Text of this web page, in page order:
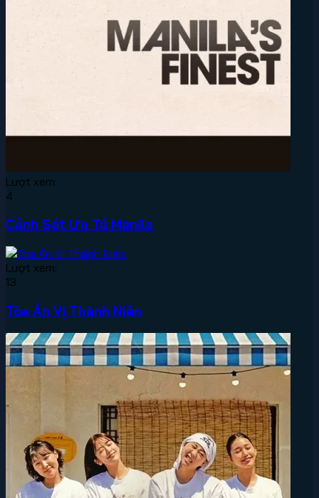
Lượt xem:
4
Cảnh Sát Ưu Tú Manila
Lượt xem:
13
Tòa Án Vị Thành Niên